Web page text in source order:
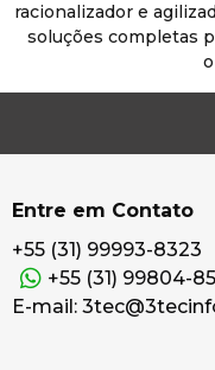
racionalizador e
soluções completas
Entre em Contato
+55 (31) 99993-8323
+55 (31) 99804-
E-mail: